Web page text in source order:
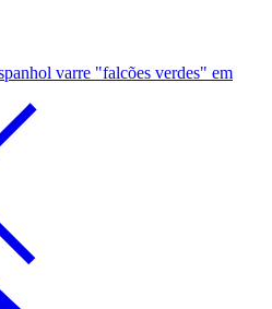
varre "falcões verdes" em